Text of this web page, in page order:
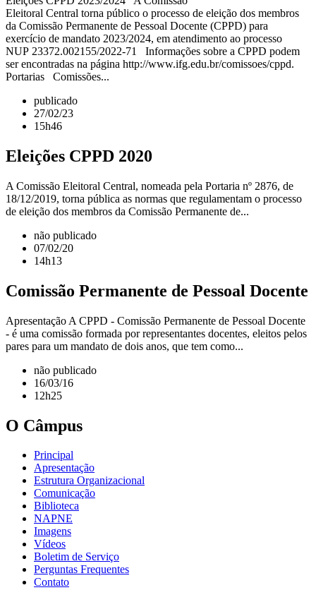
Eleitoral Central torna público o processo de eleição dos membros
da Comissão Permanente de Pessoal Docente (CPPD) para
exercício de mandato 2023/2024, em atendimento ao processo
NUP 23372.002155/2022-71 Informações sobre a CPPD podem
ser encontradas na página http://www.ifg.edu.br/comissoes/cppd.
Portarias Comissões...
publicado
27/02/23
15h46
Eleições CPPD 2020
A Comissão Eleitoral Central, nomeada pela Portaria nº 2876, de
18/12/2019, torna pública as normas que regulamentam o processo
de eleição dos membros da Comissão Permanente de...
não publicado
07/02/20
14h13
Comissão Permanente de Pessoal Docente
Apresentação A CPPD - Comissão Permanente de Pessoal Docente
- é uma comissão formada por representantes docentes, eleitos pelos
pares para um mandato de dois anos, que tem como...
não publicado
16/03/16
12h25
O Câmpus
Principal
Apresentação
Estrutura Organizacional
Comunicação
Biblioteca
NAPNE
Imagens
Vídeos
Boletim de Serviço
Perguntas Frequentes
Contato